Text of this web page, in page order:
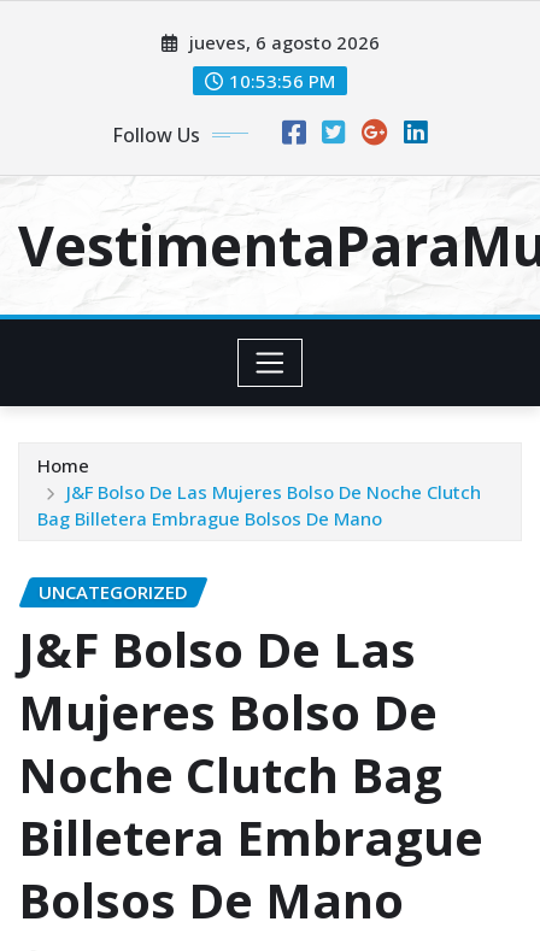
jueves, 6 agosto 2026
10:53:57 PM
Follow Us
Home
J&F Bolso De Las Mujeres Bolso De Noche Clutch
Bag Billetera Embrague Bolsos De Mano
UNCATEGORIZED
J&F Bolso De Las
Mujeres Bolso De
Noche Clutch Bag
Billetera Embrague
Bolsos De Mano